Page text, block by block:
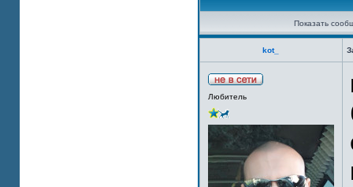
Показать
kot_
Любитель